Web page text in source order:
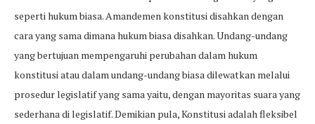
seperti hukum biasa. Amandemen konstitusi disahkan dengan
cara yang sama dimana hukum biasa disahkan. Undang-undang
yang bertujuan mempengaruhi perubahan dalam hukum
konstitusi atau dalam undang-undang biasa dilewatkan melalui
prosedur legislatif yang sama yaitu, dengan mayoritas suara yang
sederhana di legislatif. Demikian pula, Konstitusi adalah fleksibel